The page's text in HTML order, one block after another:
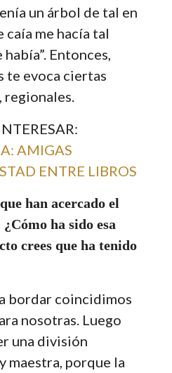
un árbol de tal en
caía me hacía tal
Entonces,
te evoca ciertas
regionales.
AMIGAS
ENTRE LIBROS
han acercado el
ha sido esa
crees que ha tenido
bordar coincidimos
nosotras. Luego
una división
maestra, porque la